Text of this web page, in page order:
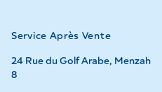
Service Après Vente
24 Rue du Golf Arabe, Menzah
8